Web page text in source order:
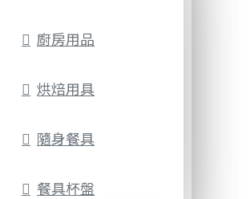
廚房用品
烘焙用具
隨身餐具
餐具杯盤